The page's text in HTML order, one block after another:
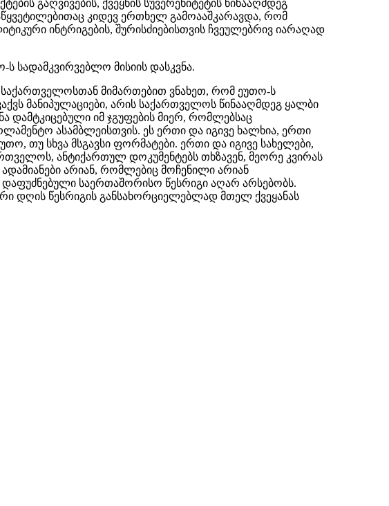
გაღვივების, ქვეყნის სუვერენიტეტის წინააღმდეგ
კიდევ ერთხელ გამოააშკარავდა, რომ
ინტრიგების, შურისძიებისთვის ჩვეულებრივ იარაღად
სადამკვირვებლო მისიის დასკვნა.
საქართველოსთან მიმართებით ვნახეთ, რომ ეუთო-ს
მანიპულაციები, არის საქართველოს წინააღმდეგ ყალბი
დამტკიცებული იმ ჯგუფების მიერ, რომლებსაც
ასამბლეისთვის. ეს ერთი და იგივე ხალხია, ერთი
თუ სხვა მსგავსი ფორმატები. ერთი და იგივე სახელები,
ანტიქართულ დოკუმენტებს თხზავენ, მეორე კვირას
არიან, რომლებიც მოჩენილი არიან
დაფუძნებული საერთაშორისო წესრიგი აღარ არსებობს.
დღის წესრიგის განსახორციელებლად მთელ ქვეყანას